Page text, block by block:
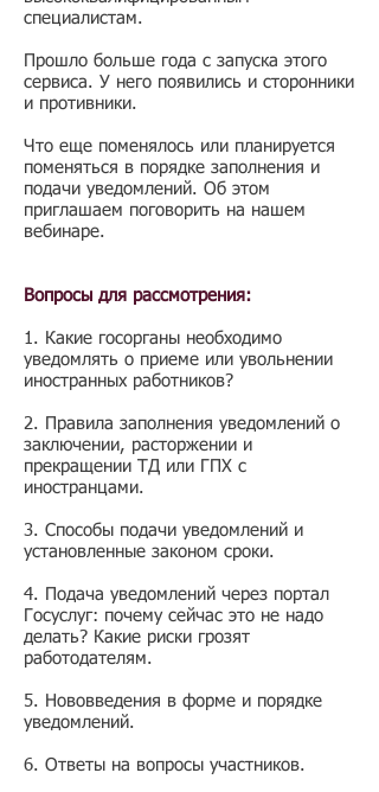
специалистам.
Прошло больше года с запуска этого
сервиса. У него появились и сторонники
и противники.
Что еще поменялось или планируется
поменяться в порядке заполнения и
подачи уведомлений. Об этом
приглашаем поговорить на нашем
вебинаре.
Вопросы для рассмотрения:
1. Какие госорганы необходимо
уведомлять о приеме или увольнении
иностранных работников?
2. Правила заполнения уведомлений о
заключении, расторжении и
прекращении ТД или ГПХ с
иностранцами.
3. Способы подачи уведомлений и
установленные законом сроки.
4. Подача уведомлений через портал
Госуслуг: почему сейчас это не надо
делать? Какие риски грозят
работодателям.
5. Нововведения в форме и порядке
уведомлений.
6. Ответы на вопросы участников.